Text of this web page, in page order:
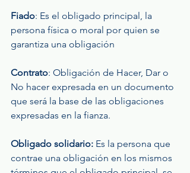
Fiado: Es el obligado principal, la
persona física o moral por quien se
garantiza una obligación
Contrato: Obligación de Hacer, Dar o
No hacer expresada en un documento
que será la base de las obligaciones
expresadas en la fianza.
Obligado solidario: Es la persona que
contrae una obligación en los mismos